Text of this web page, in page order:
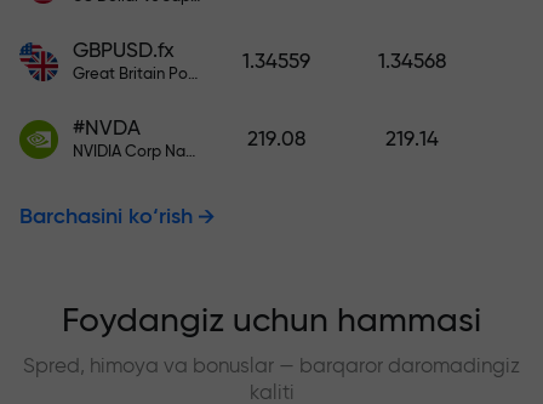
GBPUSD.fx
Great Britain Pound vs US Dollar
1.34559 1.34568
#NVDA
NVIDIA Corp Nasdaq Stock Exchange (Nasdaq) USD
219.08 219.14
Barchasini ko‘rish
Foydangiz uchun hammasi
Spred, himoya va bonuslar — barqaror daromadingiz
kaliti